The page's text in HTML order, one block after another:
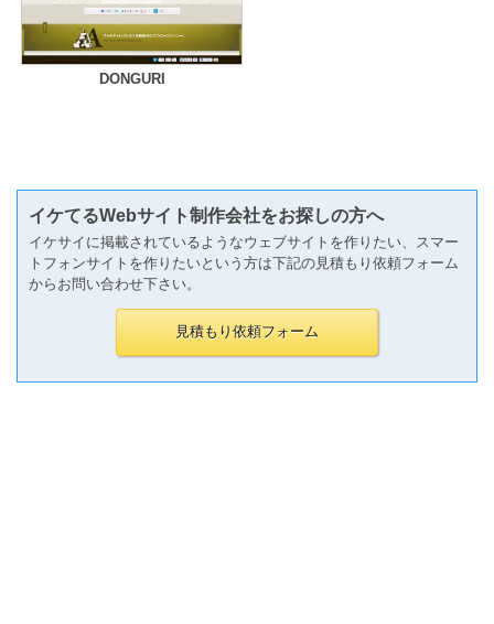
DONGURI
イケてるWebサイト制作会社をお探しの方へ
イケサイに掲載されているようなウェブサイトを作りたい、スマー
トフォンサイトを作りたいという方は下記の見積もり依頼フォーム
からお問い合わせ下さい。